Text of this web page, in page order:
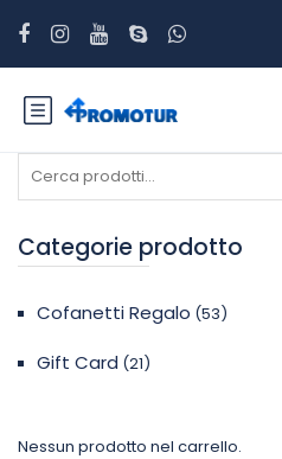
Categorie prodotto
Cofanetti Regalo (53)
Gift Card (21)
Nessun prodotto nel carrello.